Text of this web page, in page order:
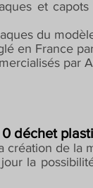
et
du
en France
par
déchet
création de la
la